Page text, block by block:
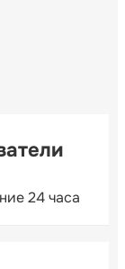
24 часа